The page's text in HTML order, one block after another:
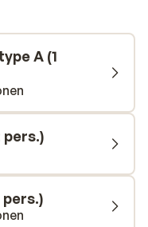
of een goed
en sfeervol
hout en vrolijke
op de pistes is het
in het
heb je ook
besneeuwde
a view' dus!
A (1